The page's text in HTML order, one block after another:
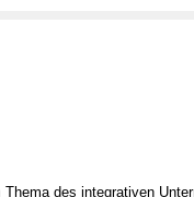
des integrativen